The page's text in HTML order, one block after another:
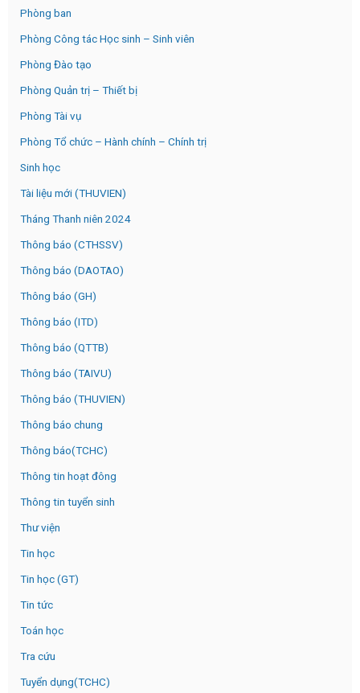
Phòng ban
Phòng Công tác Học sinh – Sinh viên
Phòng Đào tạo
Phòng Quản trị – Thiết bị
Phòng Tài vụ
Phòng Tổ chức – Hành chính – Chính trị
Sinh học
Tài liệu mới (THUVIEN)
Tháng Thanh niên 2024
Thông báo (CTHSSV)
Thông báo (DAOTAO)
Thông báo (GH)
Thông báo (ITD)
Thông báo (QTTB)
Thông báo (TAIVU)
Thông báo (THUVIEN)
Thông báo chung
Thông báo(TCHC)
Thông tin hoạt đông
Thông tin tuyển sinh
Thư viện
Tin học
Tin học (GT)
Tin tức
Toán học
Tra cứu
Tuyển dụng(TCHC)